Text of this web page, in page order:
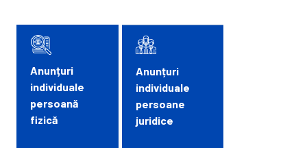
Anunțuri
individuale
persoană
fizică
Anunțuri
individuale
persoane
juridice